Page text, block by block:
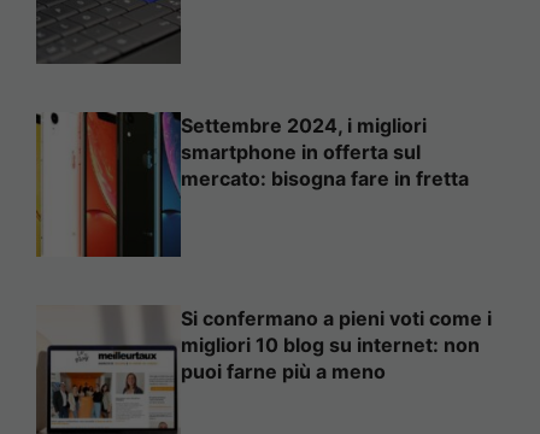
Settembre 2024, i migliori
smartphone in offerta sul
mercato: bisogna fare in fretta
Si confermano a pieni voti come i
migliori 10 blog su internet: non
puoi farne più a meno